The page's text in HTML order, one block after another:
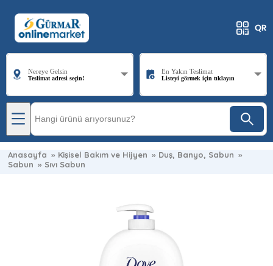
Nereye Gelsin
Teslimat adresi seçin!
En Yakın Teslimat
Listeyi görmek için tıklayın
Anasayfa » Kişisel Bakım ve Hijyen » Duş, Banyo, Sabun »
Sabun » Sıvı Sabun